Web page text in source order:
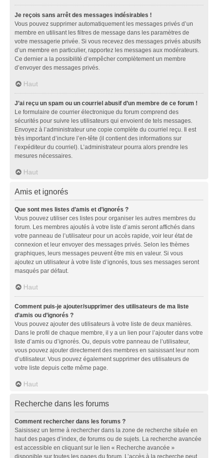
Je reçois sans arrêt des messages indésirables !
Vous pouvez supprimer automatiquement les messages privés d’un
membre en utilisant les filtres de message dans les paramètres de
votre messagerie privée. Si vous recevez des messages privés abusifs
d’un membre en particulier, rapportez les messages aux modérateurs.
Ce dernier a la possibilité d’empêcher complètement un membre
d’envoyer des messages privés.
Haut
J’ai reçu un spam ou un courriel abusif d’un membre de ce forum !
Le formulaire de courrier électronique du forum comprend des
sécurités pour suivre les utilisateurs qui envoient de tels messages.
Envoyez à l’administrateur une copie complète du courriel reçu. Il est
très important d’inclure l’en-tête (il contient des informations sur
l’expéditeur du courriel). L’administrateur pourra alors prendre les
mesures nécessaires.
Haut
Amis et ignorés
Que sont mes listes d’amis et d’ignorés ?
Vous pouvez utiliser ces listes pour organiser les autres membres du
forum. Les membres ajoutés à votre liste d’amis seront affichés dans
votre panneau de l’utilisateur pour un accès rapide, voir leur état de
connexion et leur envoyer des messages privés. Selon les thèmes
graphiques, leurs messages peuvent être mis en valeur. Si vous
ajoutez un utilisateur à votre liste d’ignorés, tous ses messages seront
masqués par défaut.
Haut
Comment puis-je ajouter/supprimer des utilisateurs de ma liste
d’amis ou d’ignorés ?
Vous pouvez ajouter des utilisateurs à votre liste de deux manières.
Dans le profil de chaque membre, il y a un lien pour l’ajouter dans votre
liste d’amis ou d’ignorés. Ou, depuis votre panneau de l’utilisateur,
vous pouvez ajouter directement des membres en saisissant leur nom
d’utilisateur. Vous pouvez également supprimer des utilisateurs de
votre liste depuis cette même page.
Haut
Recherche dans les forums
Comment rechercher dans les forums ?
Saisissez un terme à rechercher dans la zone de recherche située en
haut des pages d’index, de forums ou de sujets. La recherche avancée
est accessible en cliquant sur le lien « Recherche avancée »
disponible sur toutes les pages du forum. L’accès à la recherche peut